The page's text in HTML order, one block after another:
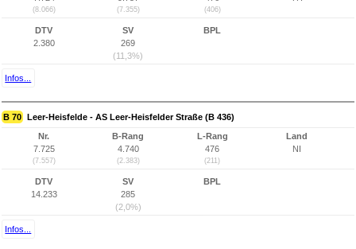
(8.066) (7.355) (406)
DTV
2.380
SV
269
(11,3%)
BPL
Infos...
B 70 Leer-Heisfelde - AS Leer-Heisfelder Straße (B 436)
Nr.
7.725
(7.557)
B-Rang
4.740
(2.383)
L-Rang
476
(211)
Land
NI
DTV
14.233
SV
285
(2,0%)
BPL
Infos...